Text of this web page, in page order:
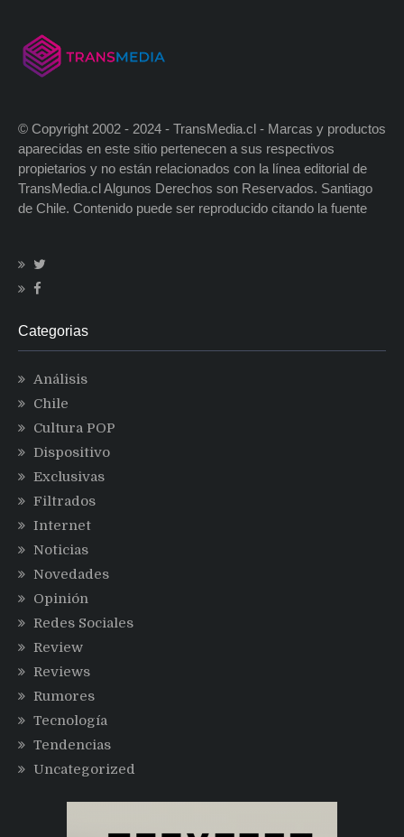
© Copyright 2002 - 2024 - TransMedia.cl - Marcas y productos
aparecidas en este sitio pertenecen a sus respectivos
propietarios y no están relacionados con la línea editorial de
TransMedia.cl Algunos Derechos son Reservados. Santiago
de Chile. Contenido puede ser reproducido citando la fuente
Categorias
Análisis
Chile
Cultura POP
Dispositivo
Exclusivas
Filtrados
Internet
Noticias
Novedades
Opinión
Redes Sociales
Review
Reviews
Rumores
Tecnología
Tendencias
Uncategorized